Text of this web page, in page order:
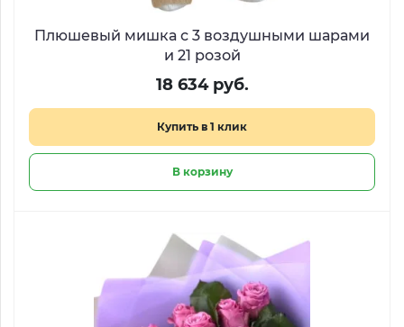
Плюшевый мишка с 3 воздушными шарами
и 21 розой
18 634 руб.
Купить в 1 клик
В корзину